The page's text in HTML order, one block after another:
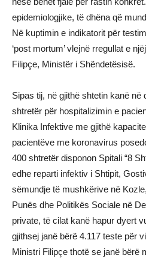
epidemiologjike, të dhëna që
Në kuptimin e indikatorit për
‘post mortum’ vlejnë rregullat e
Filipçe, Ministër i Shëndetësisë.
Sipas tij, në gjithë shtetin kanë në
shtretër për hospitalizimin e
Klinika Infektive me gjithë
pacientëve me koronavirus
400 shtretër disponon Spitali “8
edhe reparti infektiv i Shtipit,
sëmundje të mushkërive në
Punës dhe Politikës Sociale në
private, të cilat kanë hapur dyert
gjithsej janë bërë 4.117 teste për
Ministri Filipçe thotë se janë bërë